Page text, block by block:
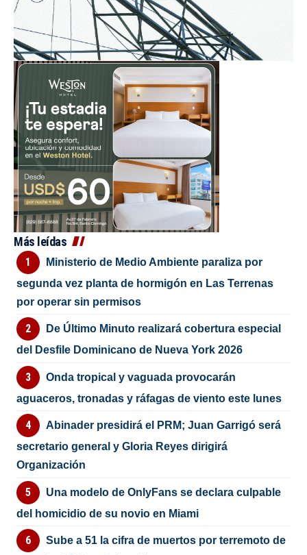
Más leídas
Ministerio de Medio Ambiente paraliza por
segunda vez planta de hormigón en Las Terrenas
por operar sin permisos
De Último Minuto realizará cobertura especial
del Desfile Dominicano de Nueva York 2026
Onda tropical y vaguada provocarán
aguaceros, tronadas y ráfagas de viento este lunes
Abinader presidirá el PRM; Juan Garrigó será
secretario general y Gloria Reyes dirigirá
Organización
Una modelo de OnlyFans se declara culpable
del homicidio de su novio en Miami
Sube a 51 la cifra de muertos por terremoto de